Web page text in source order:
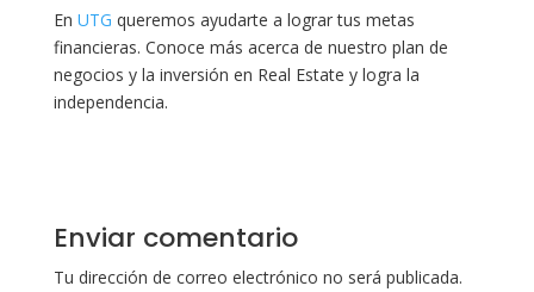
En UTG queremos ayudarte a lograr tus metas
financieras. Conoce más acerca de nuestro plan de
negocios y la inversión en Real Estate y logra la
independencia.
Enviar comentario
Tu dirección de correo electrónico no será publicada.